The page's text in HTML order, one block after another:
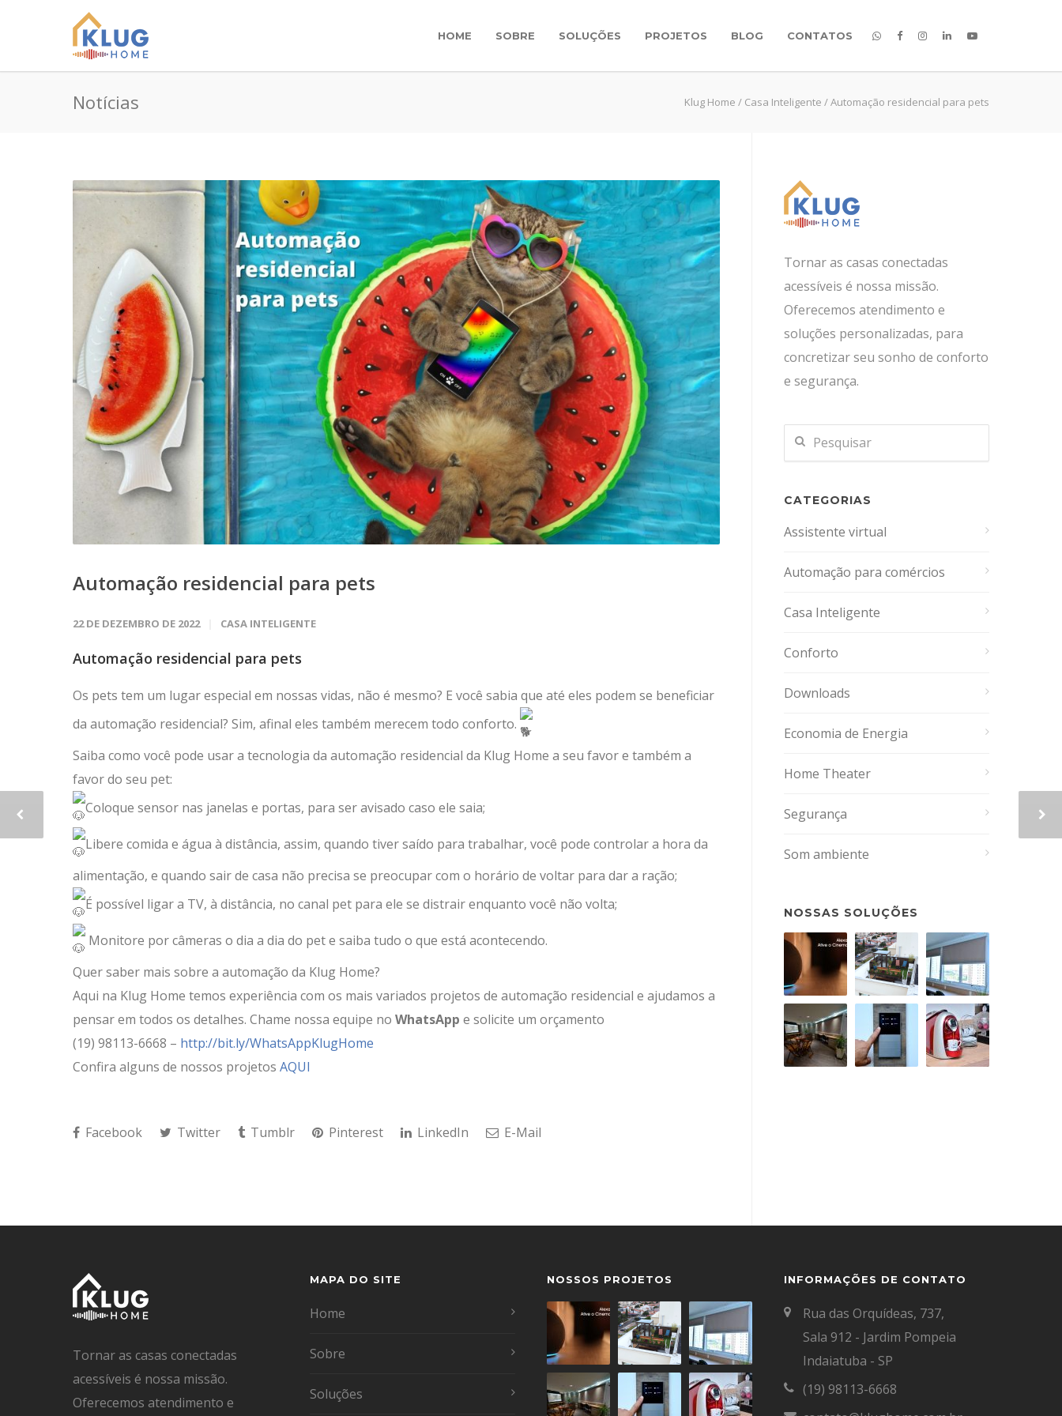
HOME SOBRE SOLUÇÕES PROJETOS BLOG CONTATOS
Notícias Klug Home / Casa Inteligente /Automação residencial para pets
Automação residencial para pets
22 DE DEZEMBRO DE 2022 CASA INTELIGENTE
Automação residencial para pets
Os pets tem um lugar especial em nossas vidas, não é mesmo? E você sabia que até eles podem se beneficiar
da automação residencial? Sim, afinal eles também merecem todo conforto.
Saiba como você pode usar a tecnologia da automação residencial da Klug Home a seu favor e também a
favor do seu pet:
Coloque sensor nas janelas e portas, para ser avisado caso ele saia;
Libere comida e água à distância, assim, quando tiver saído para trabalhar, você pode controlar a hora da
alimentação, e quando sair de casa não precisa se preocupar com o horário de voltar para dar a ração;
É possível ligar a TV, à distância, no canal pet para ele se distrair enquanto você não volta;
Monitore por câmeras o dia a dia do pet e saiba tudo o que está acontecendo.
Quer saber mais sobre a automação da Klug Home?
Aqui na Klug Home temos experiência com os mais variados projetos de automação residencial e ajudamos a
pensar em todos os detalhes. Chame nossa equipe no WhatsApp e solicite um orçamento
(19) 98113-6668 – http://bit.ly/WhatsAppKlugHome
Confira alguns de nossos projetos AQUI
Facebook Twitter Tumblr Pinterest LinkedIn E-Mail
Tornar as casas conectadas
acessíveis é nossa missão.
Oferecemos atendimento e
soluções personalizadas, para
concretizar seu sonho de conforto
e segurança.
CATEGORIAS
Assistente virtual
Automação para comércios
Casa Inteligente
Conforto
Downloads
Economia de Energia
Home Theater
Segurança
Som ambiente
NOSSAS SOLUÇÕES
Tornar as casas conectadas
acessíveis é nossa missão.
Oferecemos atendimento e
MAPA DO SITE
Home
Sobre
Soluções
NOSSOS PROJETOS INFORMAÇÕES DE CONTATO
Rua das Orquídeas, 737,
Sala 912 - Jardim Pompeia
Indaiatuba - SP
(19) 98113-6668